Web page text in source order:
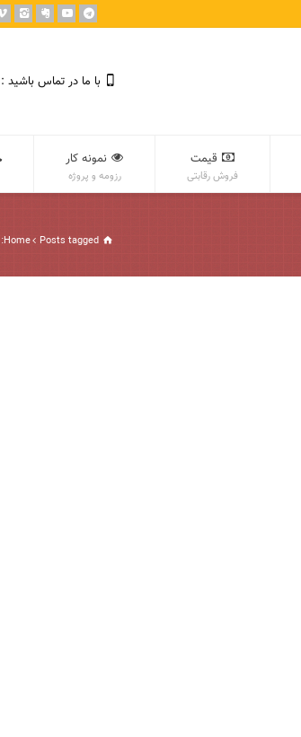
با ما در تماس باشید : 09124723785
قیمت
فروش رقابتی
نمونه کار
رزومه و پروژه
Home Posts tagged: اپراتور درب شیشه